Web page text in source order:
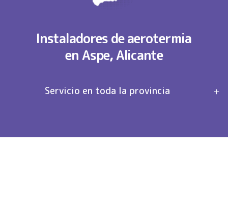
Instaladores de aerotermia
en Aspe, Alicante
Servicio en toda la provincia